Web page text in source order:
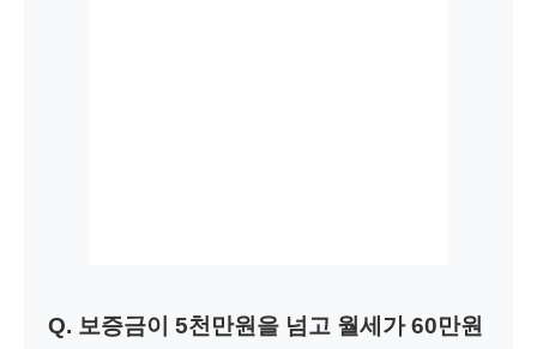
Q. 보증금이 5천만원을 넘고 월세가 60만원